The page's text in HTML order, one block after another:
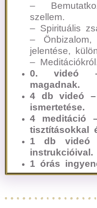
–
szellem.
– Spirituális
– Önbizalom,
jelentése,
–
0. videó –
magadnak.
4 db videó –
ismertetése.
4 meditáció
tisztításokkal
1 db videó
instrukcióival.
1 órás